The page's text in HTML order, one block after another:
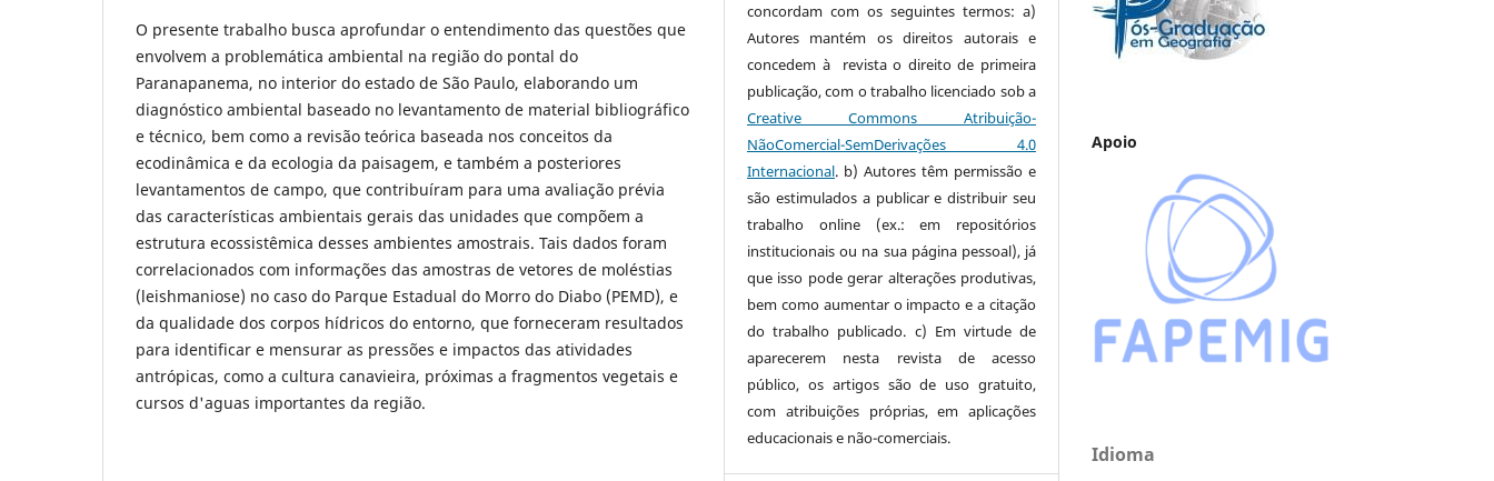
O presente trabalho busca aprofundar o entendimento das questões que
envolvem a problemática ambiental na região do pontal do
Paranapanema, no interior do estado de São Paulo, elaborando um
diagnóstico ambiental baseado no levantamento de material bibliográfico
e técnico, bem como a revisão teórica baseada nos conceitos da
ecodinâmica e da ecologia da paisagem, e também a posteriores
levantamentos de campo, que contribuíram para uma avaliação prévia
das características ambientais gerais das unidades que compõem a
estrutura ecossistêmica desses ambientes amostrais. Tais dados foram
correlacionados com informações das amostras de vetores de moléstias
(leishmaniose) no caso do Parque Estadual do Morro do Diabo (PEMD), e
da qualidade dos corpos hídricos do entorno, que forneceram resultados
para identificar e mensurar as pressões e impactos das atividades
antrópicas, como a cultura canavieira, próximas a fragmentos vegetais e
cursos d'aguas importantes da região.
concordam com os seguintes termos: a)
Autores mantém os direitos autorais e
concedem à revista o direito de primeira
publicação, com o trabalho licenciado sob a
Creative Commons Atribuição-
NãoComercial-SemDerivações 4.0
Internacional. b) Autores têm permissão e
são estimulados a publicar e distribuir seu
trabalho online (ex.: em repositórios
institucionais ou na sua página pessoal), já
que isso pode gerar alterações produtivas,
bem como aumentar o impacto e a citação
do trabalho publicado. c) Em virtude de
aparecerem nesta revista de acesso
público, os artigos são de uso gratuito,
com atribuições próprias, em aplicações
educacionais e não-comerciais.
Apoio
Idioma